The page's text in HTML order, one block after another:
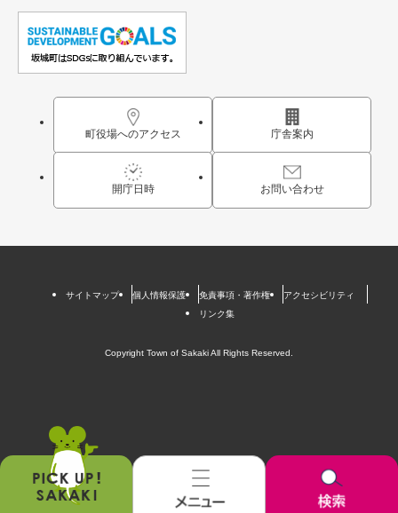
お
メ
検
町役場へのアクセス 庁舎案内
開庁日時 お問い合わせ
サイトマップ 個人情報保護 免責事項・著作権
アクセシビリティ
リンク集
Copyright Town of Sakaki All Rights Reserved.